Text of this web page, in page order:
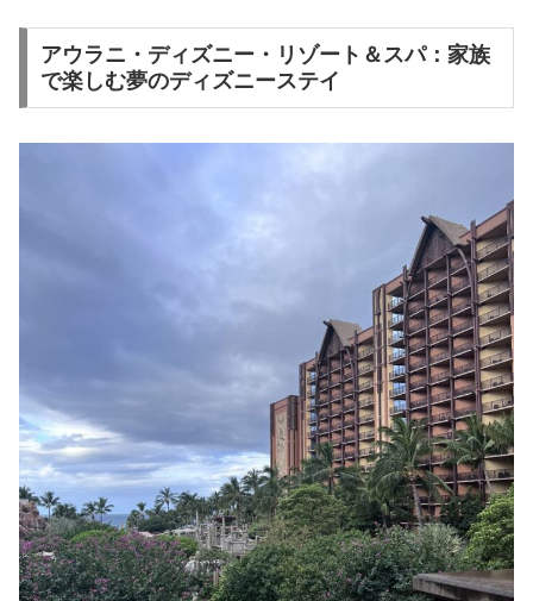
アウラニ・ディズニー・リゾート＆スパ：家族
で楽しむ夢のディズニーステイ